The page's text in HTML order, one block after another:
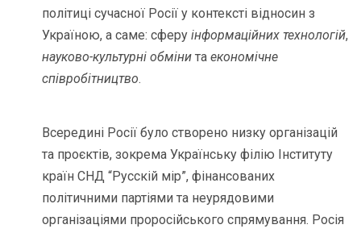
політиці сучасної Росії у контексті відносин з
Україною, а саме: сферуінформаційних технологій,
науково-культурні обмінитаекономічне
співробітництво.
Всередині Росії було створено низку організацій
та проєктів, зокрема Українську філію Інституту
країн СНД “Русскій мір”, фінансованих
політичними партіями та неурядовими
організаціями проросійського спрямування. Росія